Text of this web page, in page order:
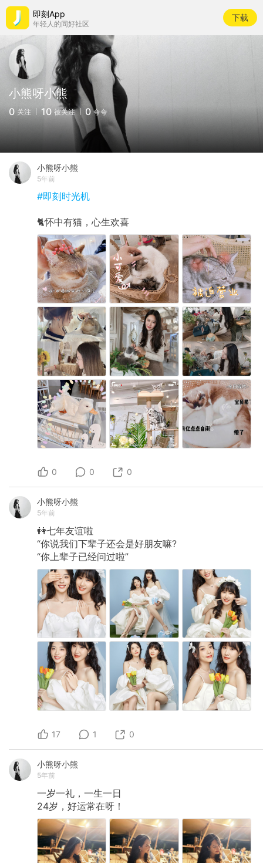
即刻App
年轻人的同好社区
下载
小熊呀小熊
0 关注 10 被关注 0 夸夸
小熊呀小熊
5年前
#即刻时光机
🐈怀中有猫，心生欢喜
0 0 0
小熊呀小熊
5年前
👭七年友谊啦
“你说我们下辈子还会是好朋友嘛?
“你上辈子已经问过啦”
17 1 0
小熊呀小熊
5年前
一岁一礼，一生一日
24岁，好运常在呀！